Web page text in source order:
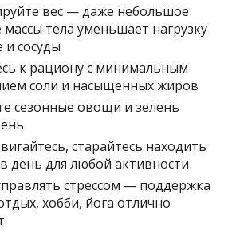
вес — даже небольшое
тела уменьшает нагрузку
и сосуды
к рациону с минимальным
соли и насыщенных жиров
сезонные овощи и зелень
старайтесь находить
день для любой активности
стрессом — поддержка
хобби, йога отлично